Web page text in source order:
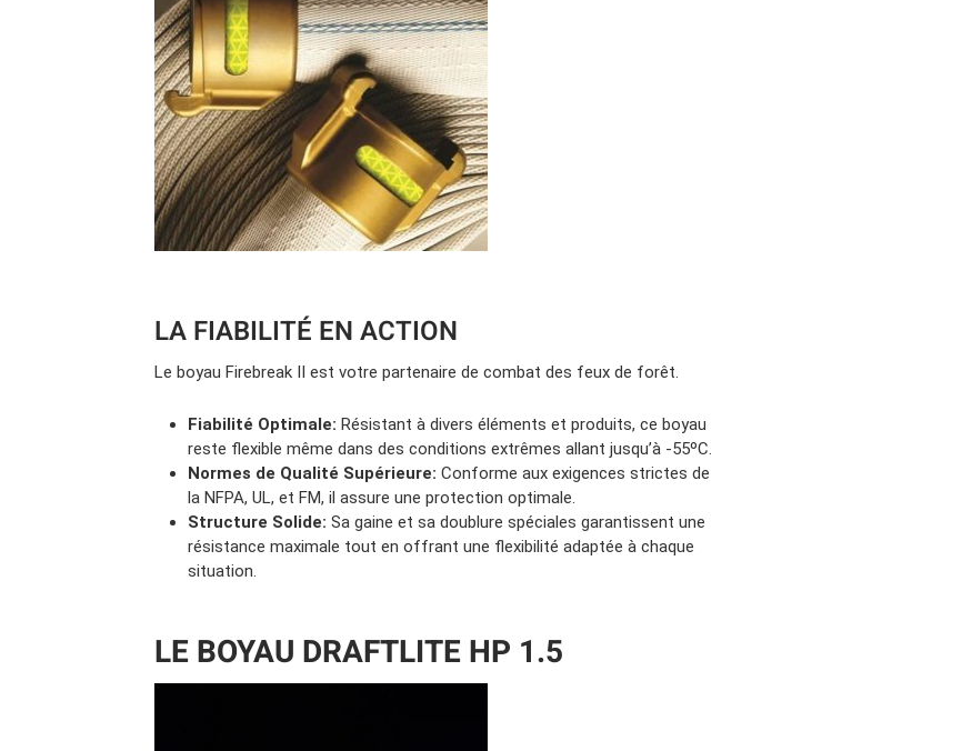
LA FIABILITÉ EN ACTION
Le boyau Firebreak II est votre partenaire de combat des feux de forêt.
Fiabilité Optimale: Résistant à divers éléments et produits, ce boyau
reste flexible même dans des conditions extrêmes allant jusqu’à -55ºC.
Normes de Qualité Supérieure: Conforme aux exigences strictes de
la NFPA, UL, et FM, il assure une protection optimale.
Structure Solide: Sa gaine et sa doublure spéciales garantissent une
résistance maximale tout en offrant une flexibilité adaptée à chaque
situation.
LE BOYAU DRAFTLITE HP 1.5